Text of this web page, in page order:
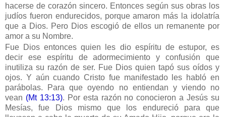
hacerse de corazón sincero. Entonces según sus obras los
judíos fueron endurecidos, porque amaron más la idolatría
que a Dios. Pero Dios escogió de ellos un remanente por
amor a su Nombre.
Fue Dios entonces quien les dio espíritu de estupor, es
decir ese espíritu de adormecimiento y confusión que
inutiliza su razón de ser. Fue Dios quien tapó sus oídos y
ojos. Y aún cuando Cristo fue manifestado les habló en
parábolas. Para que oyendo no entiendan y viendo no
vean (Mt 13:13). Por esta razón no conocieron a Jesús su
Mesías, fue Dios mismo que los endureció para que